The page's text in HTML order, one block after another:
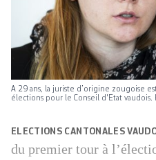
A 29 ans, la juriste d’origine zougoise
élections pour le Conseil d'Etat vaudois.
ELECTIONS CANTONALES
du premier tour à